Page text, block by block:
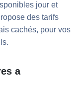
jour et
des tarifs
cachés, pour vos
a